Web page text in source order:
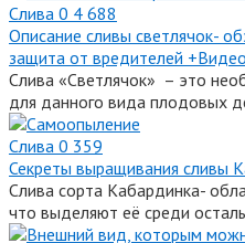
Слива 0 4 688
Описание сливы светлячок-
защита от вредителей +Видео
Слива «Светлячок» – это
для данного вида плодовых
Слива 0 359
Секреты выращивания сливы
Слива сорта Кабардинка-
что выделяют её среди